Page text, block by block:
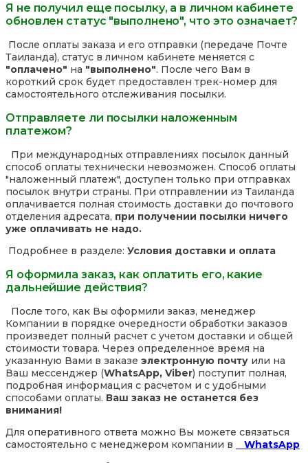
Я не получил еще посылку, а в личном кабинете
обновлен статус "выполнено", что это означает?
После оплаты заказа и его отправки (передаче Почте
Таиланда), статус в личном кабинете меняется с
"оплачено" на "выполнено". После чего Вам в
короткий срок будет предоставлен трек-номер для
самостоятельного отслеживания посылки.
Отправляете ли посылки наложенным
платежом?
При международных отправлениях посылок данный
способ оплаты технически невозможен. Способ оплаты
"наложенный платеж", доступен только при отправках
посылок внутри страны. При отправлении из Таиланда
оплачивается полная стоимость доставки до почтового
отделения адресата, при получении посылки ничего
уже оплачивать не надо.
Подробнее в разделе: Условия доставки и оплата
Я оформила заказ, как оплатить его, какие
дальнейшие действия?
После того, как Вы оформили заказ, менеджер
Компании в порядке очередности обработки заказов
произведет полный расчет с учетом доставки и общей
стоимости товара. Через определенное время на
указанную Вами в заказе электронную почту или на
Ваш мессенджер (WhatsApp, Viber) поступит полная,
подробная информация с расчетом и с удобными
способами оплаты. Ваш заказ не останется без
внимания!
Для оперативного ответа можно Вы можете связаться
самостоятельно с менеджером компании в
WhatsApp